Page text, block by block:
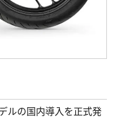
ルの国内導入を正式発